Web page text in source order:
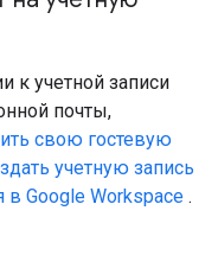
к учетной записи
почты,
свою гостевую
учетную запись
в Google Workspace .